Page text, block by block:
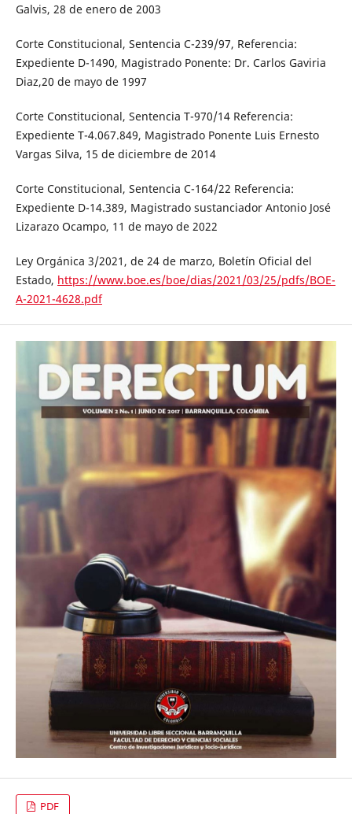
Galvis, 28 de enero de 2003
Corte Constitucional, Sentencia C-239/97, Referencia:
Expediente D-1490, Magistrado Ponente: Dr. Carlos Gaviria
Diaz,20 de mayo de 1997
Corte Constitucional, Sentencia T-970/14 Referencia:
Expediente T-4.067.849, Magistrado Ponente Luis Ernesto
Vargas Silva, 15 de diciembre de 2014
Corte Constitucional, Sentencia C-164/22 Referencia:
Expediente D-14.389, Magistrado sustanciador Antonio José
Lizarazo Ocampo, 11 de mayo de 2022
Ley Orgánica 3/2021, de 24 de marzo, Boletín Oficial del
Estado, https://www.boe.es/boe/dias/2021/03/25/pdfs/BOE-
A-2021-4628.pdf
PDF